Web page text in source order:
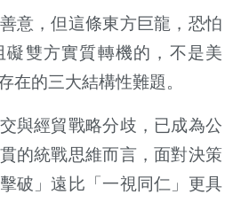
意，但這條東方巨龍，恐怕
礙雙方實質轉機的，不是美
在的三大結構性難題。
與經貿戰略分歧，已成為公
的統戰思維而言，面對決策
破」遠比「一視同仁」更具